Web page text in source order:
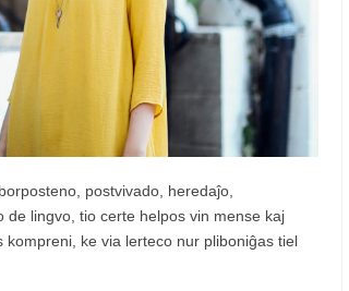
postvivado, heredaĵo,
lingvo, tio certe helpos vin mense kaj
ke via lerteco nur pliboniĝas tiel